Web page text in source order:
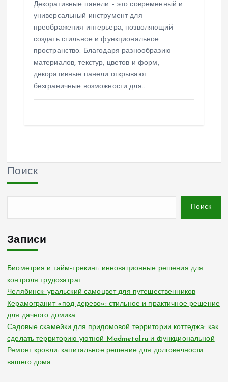
Декоративные панели – это современный и
универсальный инструмент для
преображения интерьера, позволяющий
создать стильное и функциональное
пространство. Благодаря разнообразию
материалов, текстур, цветов и форм,
декоративные панели открывают
безграничные возможности для…
Поиск
Поиск
Записи
Биометрия и тайм-трекинг: инновационные решения для
контроля трудозатрат
Челябинск: уральский самоцвет для путешественников
Керамогранит «под дерево»: стильное и практичное решение
для дачного домика
Садовые скамейки для придомовой территории коттеджа: как
сделать территорию уютной Madmetal.ru и функциональной
Ремонт кровли: капитальное решение для долговечности
вашего дома